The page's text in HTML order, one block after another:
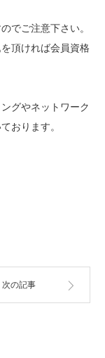
でご注意下さい。
頂ければ会員資格
グやネット ワーク
おり ます。
次の記事